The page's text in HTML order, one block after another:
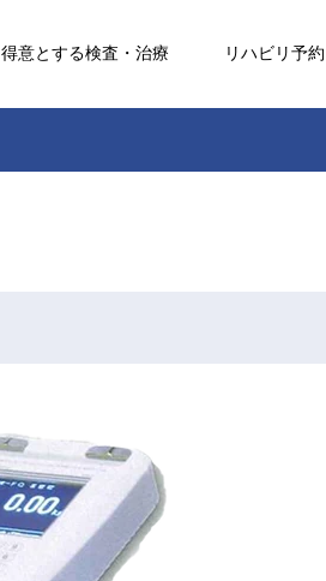
得意とする検査・治療 リハビリ予約